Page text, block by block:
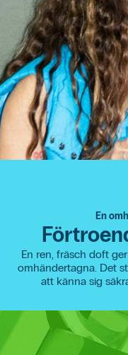
En
En ren, fräsch doft
omhändertagna. Det
att känna sig